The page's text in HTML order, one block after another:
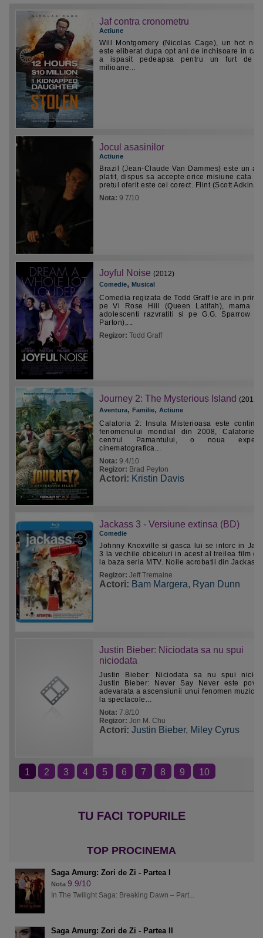
Jaf contra cronometru
Actiune
Will Montgomery (Nicolas Cage), un hot
este eliberat dupa opt ani de inchisoare in
a ispasit pedeapsa pentru un furt de
milioane...
Jocul asasinilor
Actiune
Brazil (Jean-Claude Van Dammes) este un
platit, dispus sa accepte orice misiune cata
pretul oferit este cel corect. Flint (Scott
Nota: 9.7/10
Joyful Noise (2012)
Comedie, Musical
Comedia regizata de Todd Graff le are in prim
pe Vi Rose Hill (Queen Latifah), mama a
adolescenti razvratiti si pe G.G. Sparrow
Parton),...
Regizor: Todd Graff
Journey 2: The Mysterious Island (2012)
Aventura, Familie, Actiune
Calatoria 2: Insula Misterioasa este
fenomenului mondial din 2008, Calatorie
centrul Pamantului, o noua
cinematografica...
Nota: 9.4/10
Regizor: Brad Peyton
Actori: Kristin Davis
Jackass 3 - Versiune extinsa (BD)
Comedie
Johnny Knoxville si gasca lui se intorc in
3 la vechile obiceiuri in acest al treilea film ce
la baza seria MTV. Noile acrobatii din
Regizor: Jeff Tremaine
Actori: Bam Margera, Ryan Dunn
Justin Bieber: Niciodata sa nu spui
niciodata
Justin Bieber: Niciodata sa nu spui
Justin Bieber: Never Say Never este
adevarata a ascensiunii unui fenomen
la spectacole...
Nota: 7.8/10
Regizor: Jon M. Chu
Actori: Justin Bieber, Miley Cyrus
1 2 3 4 5 6 7 8 9 10
Saga Amurg: Zori de Zi - Partea I
Nota 9.9/10
In The Twilight Saga: Breaking Dawn – Part...
Saga Amurg: Zori de Zi - Partea II